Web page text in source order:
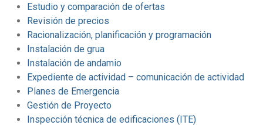
Estudio y comparación de ofertas
Revisión de precios
Racionalización, planificación y programación
Instalación de grua
Instalación de andamio
Expediente de actividad – comunicación de actividad
Planes de Emergencia
Gestión de Proyecto
Inspección técnica de edificaciones (ITE)